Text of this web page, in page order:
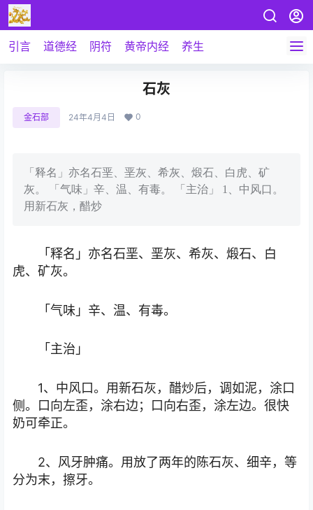
引言 道德经 阴符 黄帝内经 养生
石灰
金石部 24年4月4日 0
「释名」亦名石垩、垩灰、希灰、煅石、白虎、矿
灰。 「气味」辛、温、有毒。 「主治」 1、中风口。
用新石灰，醋炒
「释名」亦名石垩、垩灰、希灰、煅石、白
虎、矿灰。
「气味」辛、温、有毒。
「主治」
1、中风口。用新石灰，醋炒后，调如泥，涂口
侧。口向左歪，涂右边；口向右歪，涂左边。很快
奶可牵正。
2、风牙肿痛。用放了两年的陈石灰、细辛，等
分为末，擦牙。